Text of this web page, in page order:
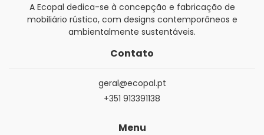
A Ecopal dedica-se à concepção e fabricação de
mobiliário rústico, com designs contemporâneos e
ambientalmente sustentáveis.
Contato
geral@ecopal.pt
+351 913391138
Menu